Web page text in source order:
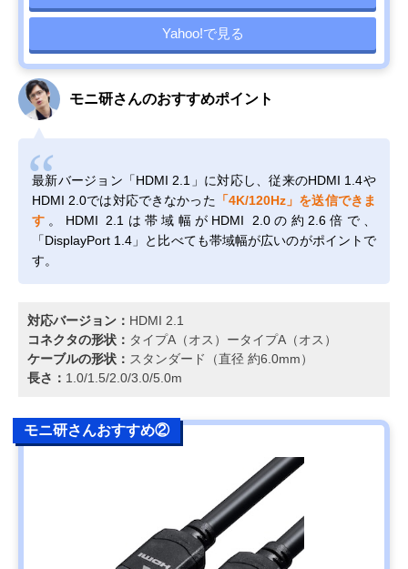
Yahoo!で見る
モニ研さんのおすすめポイント
最新バージョン「HDMI 2.1」に対応し、従来のHDMI 1.4や
HDMI 2.0では対応できなかった 「4K/120Hz」を送信できま
す 。HDMI 2.1は帯域幅がHDMI 2.0の約2.6倍で、
「DisplayPort 1.4」と比べても帯域幅が広いのがポイントで
す。
対応バージョン： HDMI 2.1
コネクタの形状： タイプA（オス）ータイプA（オス）
ケーブルの形状： スタンダード（直径 約6.0mm）
長さ： 1.0/1.5/2.0/3.0/5.0m
モニ研さんおすすめ②